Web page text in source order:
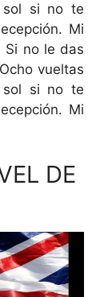
sol si no te
Mi
Si no le das
vueltas
sol si no te
Mi
DE